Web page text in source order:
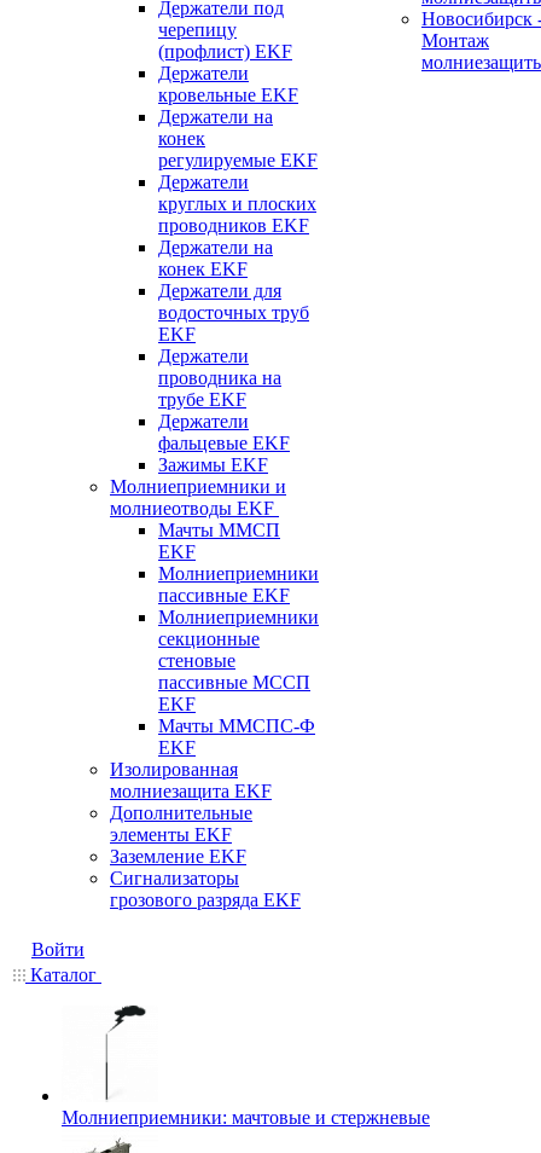
Держатели под
черепицу
(профлист) EKF
Держатели
кровельные EKF
Держатели на
конек
регулируемые EKF
Держатели
круглых и плоских
проводников EKF
Держатели на
конек EKF
Держатели для
водосточных труб
EKF
Держатели
проводника на
трубе EKF
Держатели
фальцевые EKF
Зажимы EKF
Молниеприемники и
молниеотводы EKF
Мачты ММСП
EKF
Молниеприемники
пассивные EKF
Молниеприемники
секционные
стеновые
пассивные МССП
EKF
Мачты ММСПС-Ф
EKF
Изолированная
молниезащита EKF
Дополнительные
элементы EKF
Заземление EKF
Сигнализаторы
грозового разряда EKF
Новосибирск
Монтаж
Войти
Каталог
Молниеприемники: мачтовые и стержневые